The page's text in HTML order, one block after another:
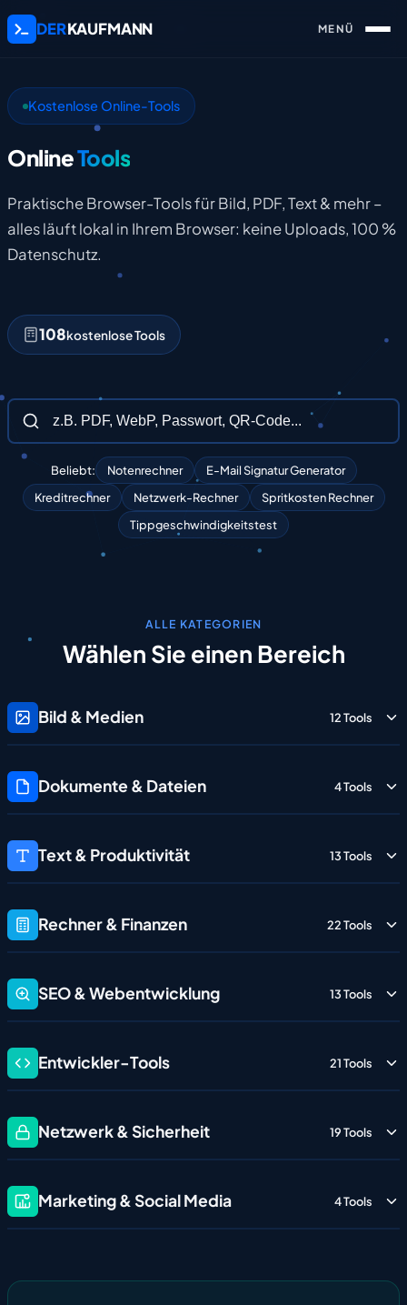
DERKAUFMANN
Kostenlose Online-Tools
OnlineTools
Praktische Browser-Tools für Bild, PDF, Text & mehr –
alles läuft lokal in Ihrem Browser: keine Uploads, 100 %
Datenschutz.
108kostenlose Tools
Beliebt: Notenrechner
E-Mail Signatur Generator
Kreditrechner
Netzwerk-Rechner
Spritkosten Rechner
Tippgeschwindigkeitstest
ALLE KATEGORIEN
Wählen Sie einen Bereich
Bild & Medien 12 Tools
Dokumente & Dateien 4 Tools
Text & Produktivität 13 Tools
Rechner & Finanzen 22 Tools
SEO & Webentwicklung 13 Tools
Entwickler-Tools 21 Tools
Netzwerk & Sicherheit 19 Tools
Marketing & Social Media 4 Tools